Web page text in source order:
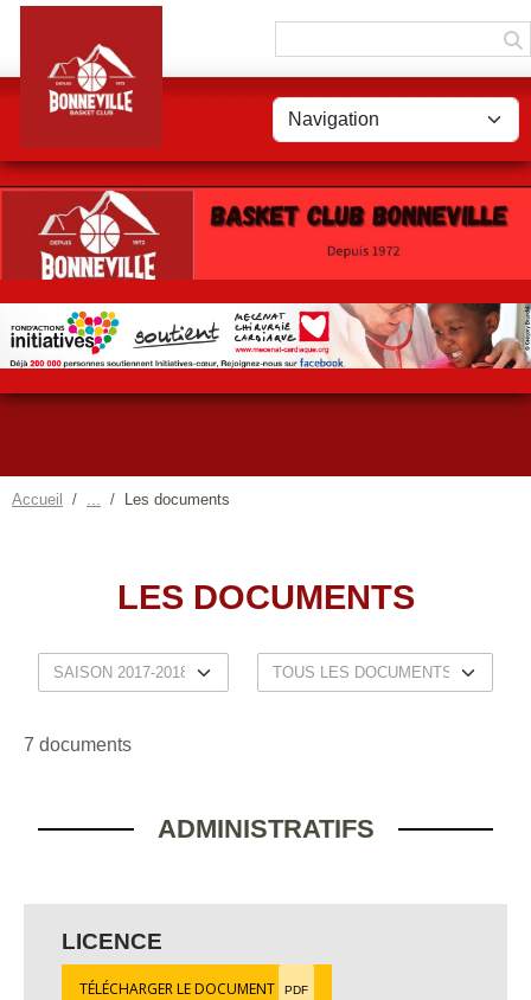
Accueil Les documents
LES DOCUMENTS
7 documents
ADMINISTRATIFS
LICENCE
TÉLÉCHARGER LE DOCUMENT PDF